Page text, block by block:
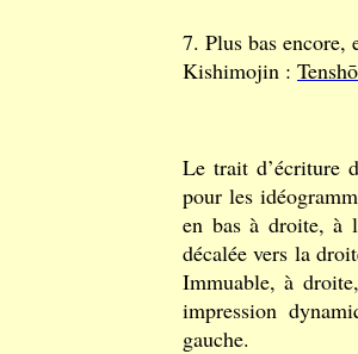
7. Plus bas encore,
Kishimojin :
Le trait d’écriture
pour les
en bas à droite, à
décalée vers la
Immuable, à
impression
gauche.